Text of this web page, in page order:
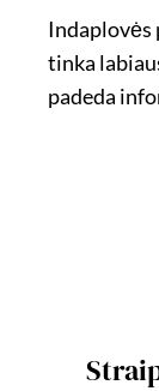
Indaplovės
tinka
padeda